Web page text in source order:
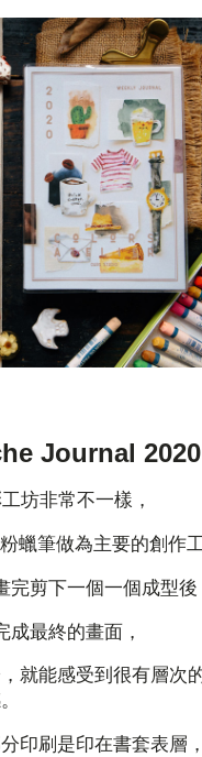
Journal 2020
坊非常不一樣，
蠟筆做為主要的創作
完剪下一個一個成型後
成最終的畫面，
就能感受到很有層次
印刷是印在書套表層